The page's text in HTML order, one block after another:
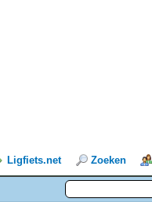
Ligfiets.net Zoeken